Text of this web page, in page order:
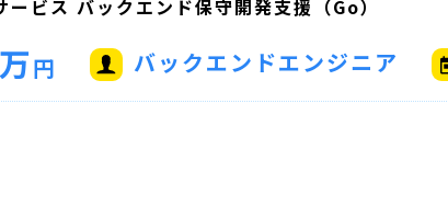
ビス バックエンド保守開発支援（Go）
円 バックエンドエンジニア